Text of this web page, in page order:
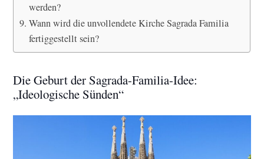
werden?
Wann wird die unvollendete Kirche Sagrada Familia
fertiggestellt sein?
Die Geburt der Sagrada-Familia-Idee:
„Ideologische Sünden“